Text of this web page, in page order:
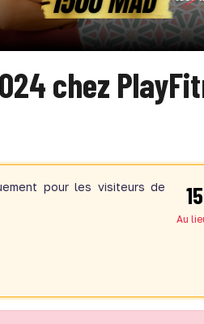
chez
pour les visiteurs de
Au